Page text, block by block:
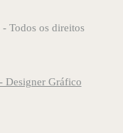
Todos os direitos
Designer Gráfico